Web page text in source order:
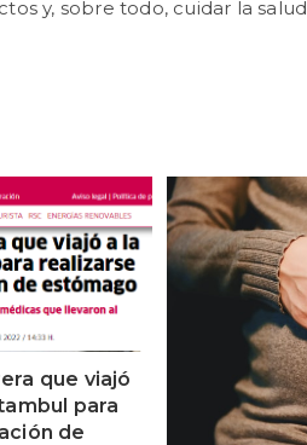
y, sobre todo, cuidar la salud
que viajó
para
de